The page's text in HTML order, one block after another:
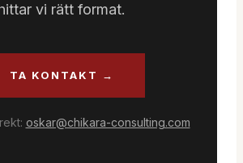
vi rätt format.
TA KONTAKT →
oskar@chikara-consulting.com